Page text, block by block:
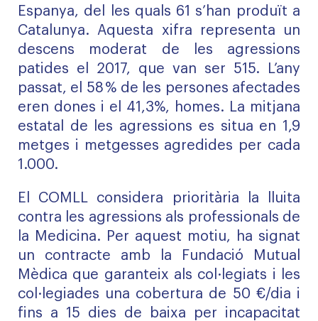
Espanya, del les quals 61 s’han produït a
Catalunya. Aquesta xifra representa un
descens moderat de les agressions
patides el 2017, que van ser 515. L’any
passat, el 58 % de les persones afectades
eren dones i el 41,3%, homes. La mitjana
estatal de les agressions es situa en 1,9
metges i metgesses agredides per cada
1.000.
El COMLL considera prioritària la lluita
contra les agressions als professionals de
la Medicina. Per aquest motiu, ha signat
un contracte amb la Fundació Mutual
Mèdica que garanteix als col·legiats i les
col·legiades una cobertura de 50 €/dia i
fins a 15 dies de baixa per incapacitat